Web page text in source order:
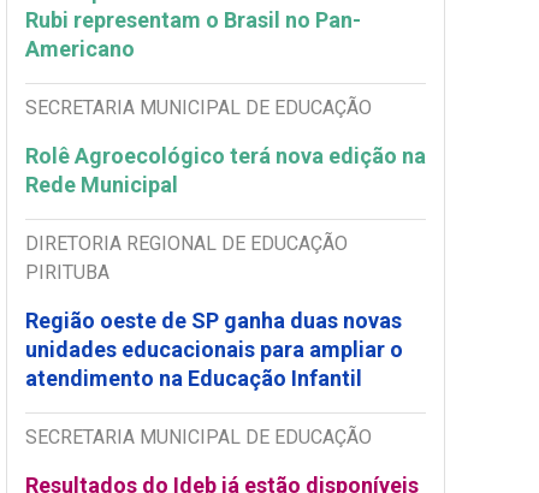
Rubi representam o Brasil no Pan-
Americano
SECRETARIA MUNICIPAL DE EDUCAÇÃO
Rolê Agroecológico terá nova edição na
Rede Municipal
DIRETORIA REGIONAL DE EDUCAÇÃO
PIRITUBA
Região oeste de SP ganha duas novas
unidades educacionais para ampliar o
atendimento na Educação Infantil
SECRETARIA MUNICIPAL DE EDUCAÇÃO
Resultados do Ideb já estão disponíveis